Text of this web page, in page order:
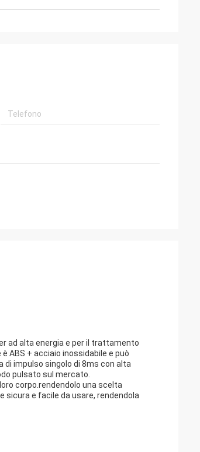
ad alta energia e per il trattamento
ABS + acciaio inossidabile e può
di impulso singolo di 8ms con alta
pulsato sul mercato.
corpo.rendendolo una scelta
sicura e facile da usare, rendendola